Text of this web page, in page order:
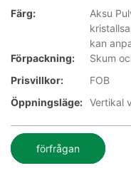
Färg:
Aksu
kan
Förpackning:
Skum
Prisvillkor:
FOB
Öppningsläge: Vertikal
förfrågan